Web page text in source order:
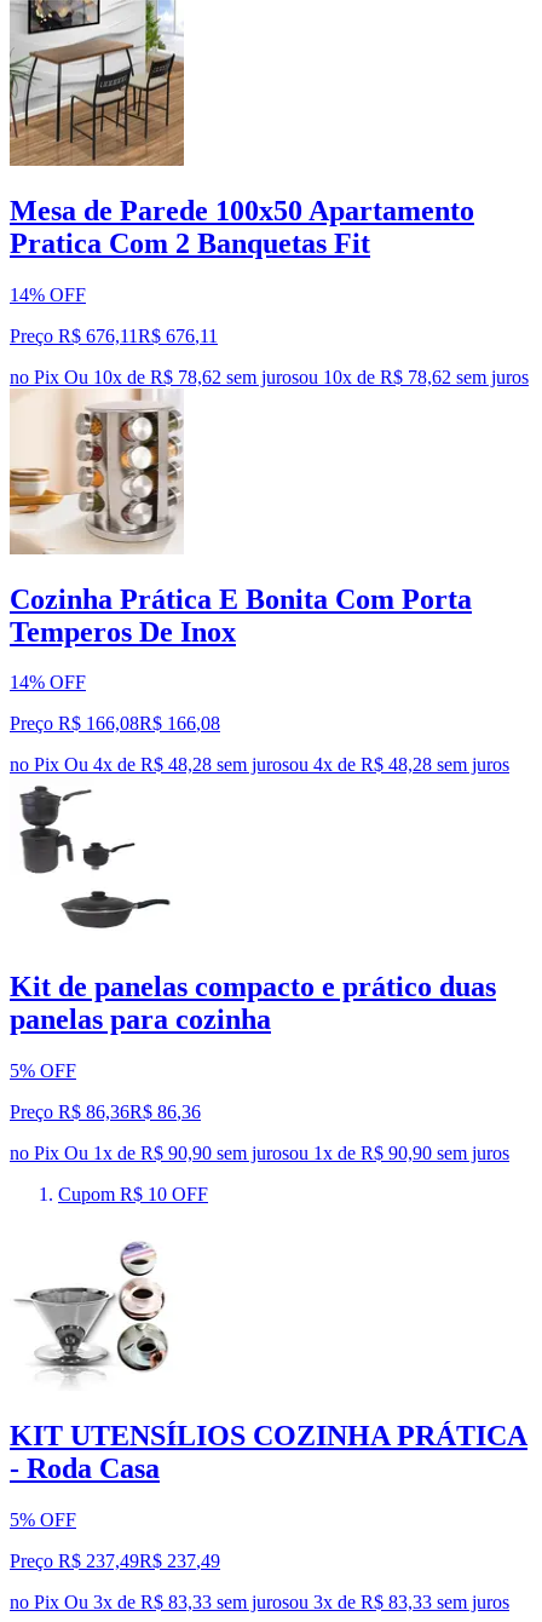
Mesa de Parede 100x50 Apartamento
Pratica Com 2 Banquetas Fit
14% OFF
Preço R$ 676,11R$ 676,11
no Pix Ou 10x de R$ 78,62 sem jurosou 10x de R$ 78,62 sem juros
Cozinha Prática E Bonita Com Porta
Temperos De Inox
14% OFF
Preço R$ 166,08R$ 166,08
no Pix Ou 4x de R$ 48,28 sem jurosou 4x de R$ 48,28 sem juros
Kit de panelas compacto e prático duas
panelas para cozinha
5% OFF
Preço R$ 86,36R$ 86,36
no Pix Ou 1x de R$ 90,90 sem jurosou 1x de R$ 90,90 sem juros
Cupom R$ 10 OFF
KIT UTENSÍLIOS COZINHA PRÁTICA
- Roda Casa
5% OFF
Preço R$ 237,49R$ 237,49
no Pix Ou 3x de R$ 83,33 sem jurosou 3x de R$ 83,33 sem juros